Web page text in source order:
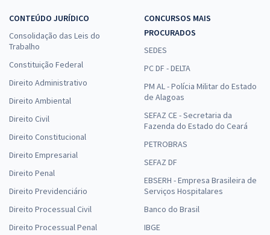
CONTEÚDO JURÍDICO
Consolidação das Leis do
Trabalho
Constituição Federal
Direito Administrativo
Direito Ambiental
Direito Civil
Direito Constitucional
Direito Empresarial
Direito Penal
Direito Previdenciário
Direito Processual Civil
Direito Processual Penal
CONCURSOS MAIS
PROCURADOS
SEDES
PC DF - DELTA
PM AL - Polícia Militar do Estado
de Alagoas
SEFAZ CE - Secretaria da
Fazenda do Estado do Ceará
PETROBRAS
SEFAZ DF
EBSERH - Empresa Brasileira de
Serviços Hospitalares
Banco do Brasil
IBGE